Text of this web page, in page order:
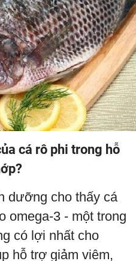
cá rô phi trong hỗ
dưỡng cho thấy cá
omega-3 - một trong
có lợi nhất cho
hỗ trợ giảm viêm,